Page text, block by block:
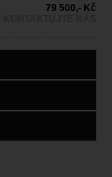
79 500,- Kč